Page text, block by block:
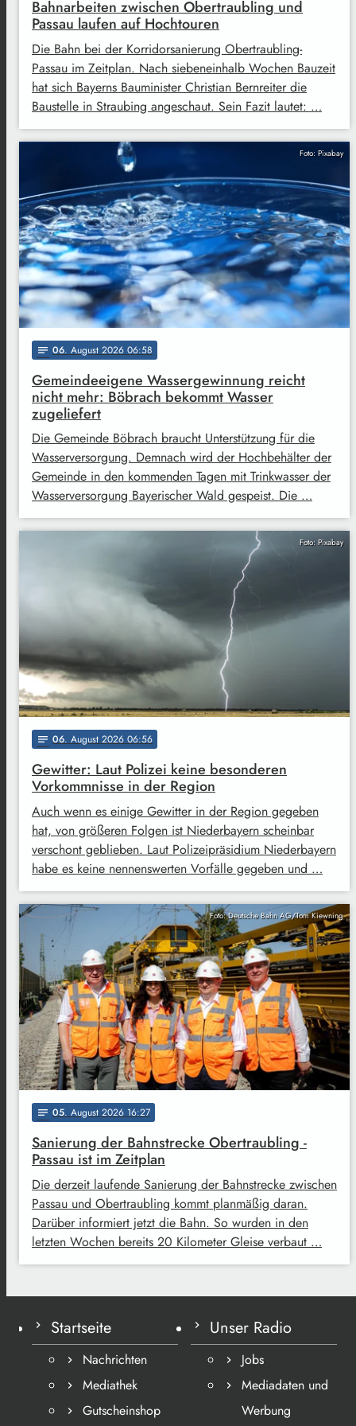
Bahnarbeiten zwischen Obertraubling und
Passau laufen auf Hochtouren
Die Bahn bei der Korridorsanierung Obertraubling-
Passau im Zeitplan. Nach siebeneinhalb Wochen Bauzeit
hat sich Bayerns Bauminister Christian Bernreiter die
Baustelle in Straubing angeschaut. Sein Fazit lautet: …
Foto: Pixabay
notes 06. August 2026 06:58
Gemeindeeigene Wassergewinnung reicht
nicht mehr: Böbrach bekommt Wasser
zugeliefert
Die Gemeinde Böbrach braucht Unterstützung für die
Wasserversorgung. Demnach wird der Hochbehälter der
Gemeinde in den kommenden Tagen mit Trinkwasser der
Wasserversorgung Bayerischer Wald gespeist. Die …
Foto: Pixabay
notes 06. August 2026 06:56
Gewitter: Laut Polizei keine besonderen
Vorkommnisse in der Region
Auch wenn es einige Gewitter in der Region gegeben
hat, von größeren Folgen ist Niederbayern scheinbar
verschont geblieben. Laut Polizeipräsidium Niederbayern
habe es keine nennenswerten Vorfälle gegeben und …
Foto: Deutsche Bahn AG/Tom Kiewning
notes 05. August 2026 16:27
Sanierung der Bahnstrecke Obertraubling -
Passau ist im Zeitplan
Die derzeit laufende Sanierung der Bahnstrecke zwischen
Passau und Obertraubling kommt planmäßig daran.
Darüber informiert jetzt die Bahn. So wurden in den
letzten Wochen bereits 20 Kilometer Gleise verbaut …
Startseite
Nachrichten
Mediathek
Gutscheinshop
Unser Radio
Jobs
Mediadaten und
Werbung